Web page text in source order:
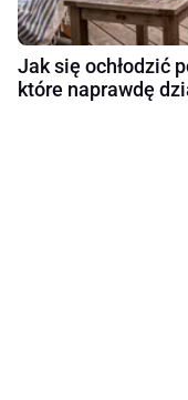
Jak się ochłodzić
które naprawdę